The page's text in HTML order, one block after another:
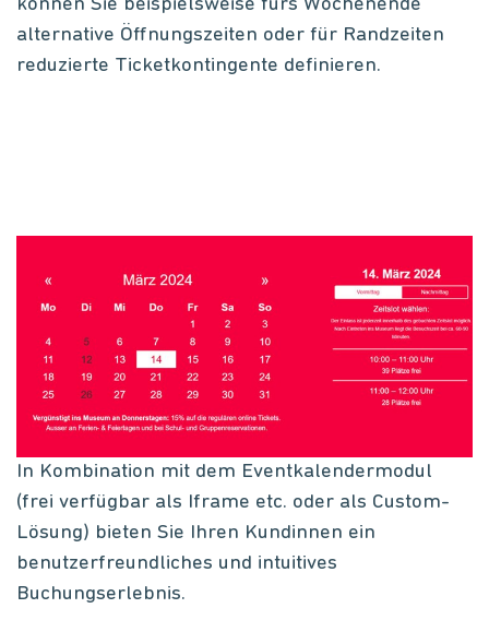
können Sie beispielsweise fürs Wochenende
alternative Öffnungszeiten oder für Randzeiten
reduzierte Ticketkontingente definieren.
In Kombination mit dem Eventkalendermodul
(frei verfügbar als Iframe etc. oder als Custom-
Lösung) bieten Sie Ihren Kundinnen ein
benutzerfreundliches und intuitives
Buchungserlebnis.